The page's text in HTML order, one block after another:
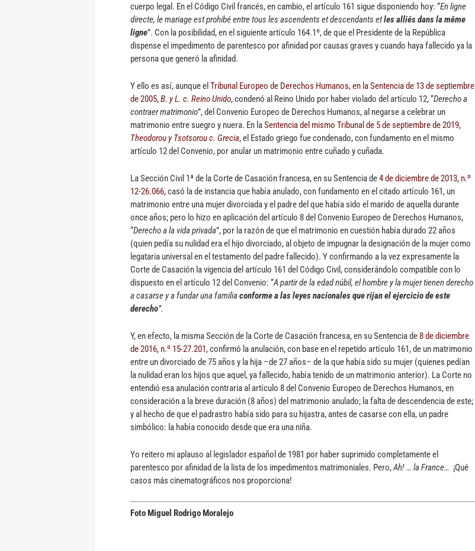
cuerpo legal. En el Código Civil francés, en cambio, el artículo 161 sigue disponiendo hoy: “En ligne
directe, le mariage est prohibé entre tous les ascendents et descendants etles alliés dans la même
ligne”. Con la posibilidad, en el siguiente artículo 164.1º, de que el Presidente de la República
dispense el impedimento de parentesco por afinidad por causas graves y cuando haya fallecido ya la
persona que generó la afinidad.
Y ello es así, aunque el Tribunal Europeo de Derechos Humanos, en la Sentencia de 13 de septiembre
de 2005,B. y L. c. Reino Unido,condenó al Reino Unido por haber violado del artículo 12, “Derecho a
contraer matrimonio”, del Convenio Europeo de Derechos Humanos, al negarse a celebrar un
matrimonio entre suegro y nuera. En laSentencia del mismo Tribunal de 5 de septiembre de 2019,
Theodorou y Tsotsorou c. Grecia, el Estado griego fue condenado, con fundamento en el mismo
artículo 12 del Convenio, por anular un matrimonio entre cuñado y cuñada.
La Sección Civil 1ª de la Corte de Casación francesa, en su Sentencia de4 de diciembre de 2013, n.º
12-26.066,casó la de instancia que había anulado, con fundamento en el citado artículo 161, un
matrimonio entre una mujer divorciada y el padre del que había sido el marido de aquella durante
once años; pero lo hizo en aplicación del artículo 8 del Convenio Europeo de Derechos Humanos,
“Derecho a la vida privada”, por la razón de que el matrimonio en cuestión había durado 22 años
(quien pedía su nulidad era el hijo divorciado, al objeto de impugnar la designación de la mujer como
legataria universal en el testamento del padre fallecido). Y confirmando a la vez expresamente la
Corte de Casación la vigencia del artículo 161 del Código Civil, considerándolo compatible con lo
dispuesto en el artículo 12 del Convenio: “A partir de la edad núbil, el hombre y la mujer tienen derecho
a casarse y a fundar una familiaconforme a las leyes nacionales que rijan el ejercicio de este
derecho”.
Y, en efecto, la misma Sección de la Corte de Casación francesa, en su Sentencia de 8 de diciembre
de 2016, n.º 15-27.201, confirmó la anulación, con base en el repetido artículo 161, de un matrimonio
entre un divorciado de 75 años y la hija –de 27 años– de la que había sido su mujer (quienes pedían
la nulidad eran los hijos que aquel, ya fallecido, había tenido de un matrimonio anterior). La Corte no
entendió esa anulación contraria al artículo 8 del Convenio Europeo de Derechos Humanos, en
consideración a la breve duración (8 años) del matrimonio anulado; la falta de descendencia de este;
y al hecho de que el padrastro había sido para su hijastra, antes de casarse con ella, un padre
simbólico: la había conocido desde que era una niña.
Yo reitero mi aplauso al legislador español de 1981 por haber suprimido completamente el
parentesco por afinidad de la lista de los impedimentos matrimoniales. Pero,Ah! … la France… ¡Qué
casos más cinematográficos nos proporciona!
Foto Miguel Rodrigo Moralejo